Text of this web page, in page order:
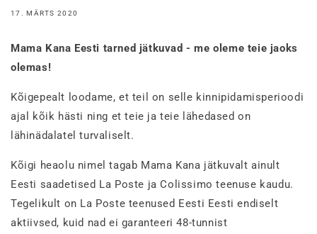
17. MÄRTS 2020
Mama Kana Eesti tarned jätkuvad - me oleme teie jaoks
olemas!
Kõigepealt loodame, et teil on selle kinnipidamisperioodi
ajal kõik hästi ning et teie ja teie lähedased on
lähinädalatel turvaliselt.
Kõigi heaolu nimel tagab Mama Kana jätkuvalt ainult
Eesti saadetised La Poste ja Colissimo teenuse kaudu.
Tegelikult on La Poste teenused Eesti Eesti endiselt
aktiivsed, kuid nad ei garanteeri 48-tunnist